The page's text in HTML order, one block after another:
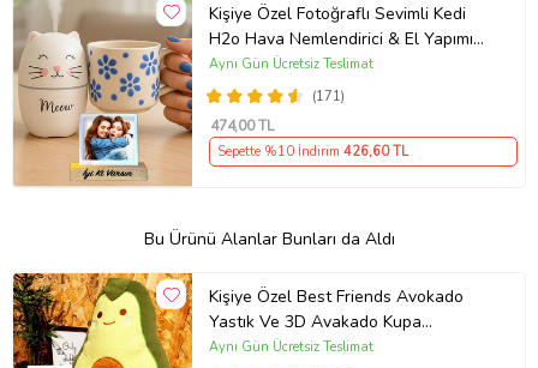
Kişiye Özel Fotoğraflı Sevimli Kedi
H2o Hava Nemlendirici & El Yapımı
Kabartmalı Kupa
(171)
Aynı Gün Ücretsiz Teslimat
474,00 TL
Sepette %10 İndirim 426,60 TL
Bu Ürünü Alanlar Bunları da Aldı
Kişiye Özel Best Friends Avokado
Yastık Ve 3D Avakado Kupa
Arkadaşa Hediye
Aynı Gün Ücretsiz Teslimat